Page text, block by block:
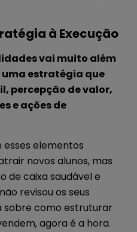
à Execução
vai muito além
uma estratégia que
percepção de valor,
e ações de
esses elementos
novos alunos, mas
de caixa saudável e
revisou os seus
sobre como estruturar
agora é a hora.